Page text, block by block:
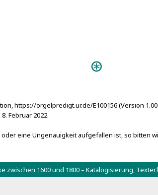
https://orgelpredigt.ur.de/E100156 (Version 1.00
Februar 2022.
eine Ungenauigkeit aufgefallen ist, so bitten
zwischen 1600 und 1800 – Katalogisierung,